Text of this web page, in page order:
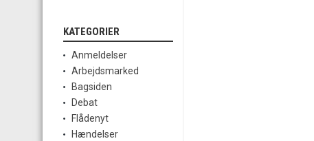
KATEGORIER
Anmeldelser
Arbejdsmarked
Bagsiden
Debat
Flådenyt
Hændelser